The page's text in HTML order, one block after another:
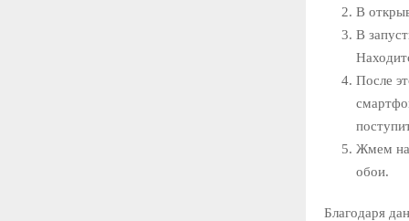
В
В
После
Жмем на
обои.
Благодаря